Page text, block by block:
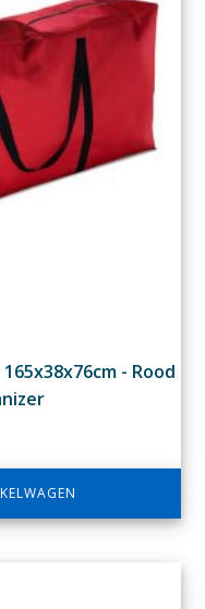
- Rood